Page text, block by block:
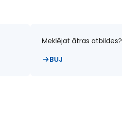
Meklējat ātras atbildes?
BUJ